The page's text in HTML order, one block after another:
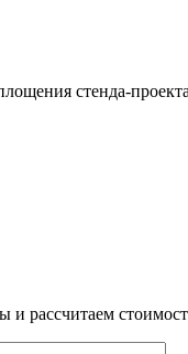
стенда-
рассчитаем